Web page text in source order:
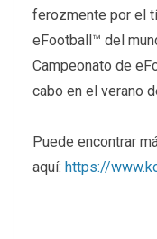
ferozmente por el
eFootball™ del
Campeonato de
cabo en el verano
Puede encontrar
aquí: https://